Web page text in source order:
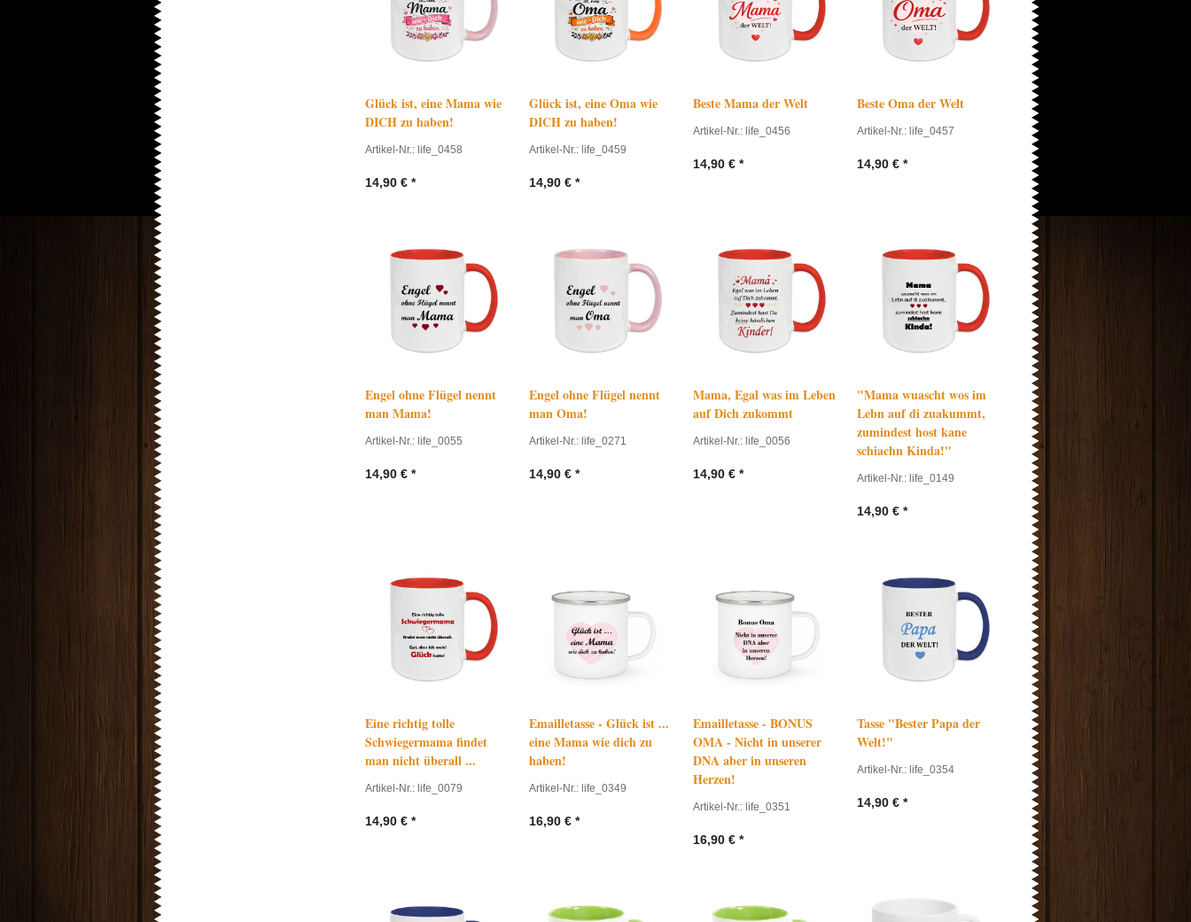
Glück ist, eine Mama wie
DICH zu haben!
Artikel-Nr.: life_0458
14,90 € *
Glück ist, eine Oma wie
DICH zu haben!
Artikel-Nr.: life_0459
14,90 € *
Beste Mama der Welt
Artikel-Nr.: life_0456
14,90 € *
Beste Oma der Welt
Artikel-Nr.: life_0457
14,90 € *
Engel ohne Flügel nennt
man Mama!
Artikel-Nr.: life_0055
14,90 € *
Engel ohne Flügel nennt
man Oma!
Artikel-Nr.: life_0271
14,90 € *
Mama, Egal was im Leben
auf Dich zukommt
Artikel-Nr.: life_0056
14,90 € *
"Mama wuascht wos im
Lebn auf di zuakummt,
zumindest host kane
schiachn Kinda!"
Artikel-Nr.: life_0149
14,90 € *
Eine richtig tolle
Schwiegermama findet
man nicht überall ...
Artikel-Nr.: life_0079
14,90 € *
Emailletasse - Glück ist ...
eine Mama wie dich zu
haben!
Artikel-Nr.: life_0349
16,90 € *
Emailletasse - BONUS
OMA - Nicht in unserer
DNA aber in unseren
Herzen!
Artikel-Nr.: life_0351
16,90 € *
Tasse "Bester Papa der
Welt!"
Artikel-Nr.: life_0354
14,90 € *